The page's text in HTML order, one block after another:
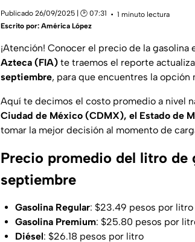
Publicado 26/09/2025 | 🕑 07:31
1 minuto lectura
Escrito por: América López
¡Atención! Conocer el precio de la gasolina
Azteca (FIA) te traemos el reporte
septiembre, para que encuentres la
Aquí te decimos el costo promedio a nivel
Ciudad de México (CDMX), el Estado de
tomar la mejor decisión al momento de
Precio promedio del litro de
septiembre
Gasolina Regular: $23.49 pesos por litro
Gasolina Premium: $25.80 pesos por
Diésel: $26.18 pesos por litro